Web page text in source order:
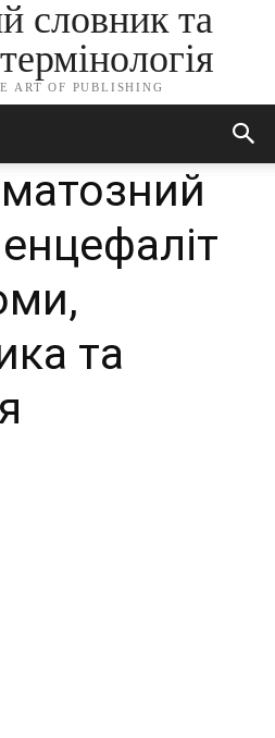
словник та
ART OF PUBLISHING
та